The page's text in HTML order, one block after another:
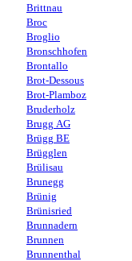
Brittnau
Broc
Broglio
Bronschhofen
Brontallo
Brot-Dessous
Brot-Plamboz
Bruderholz
Brugg AG
Brügg BE
Brügglen
Brülisau
Brunegg
Brünig
Brünisried
Brunnadern
Brunnen
Brunnenthal